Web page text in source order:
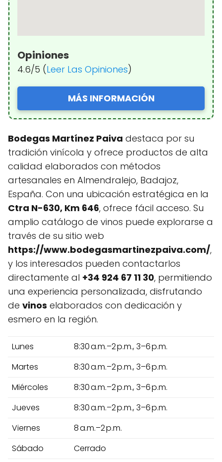
Opiniones
4.6/5 (Leer Las Opiniones)
MÁS INFORMACIÓN
Bodegas Martínez Paiva destaca por su
tradición vinícola y ofrece productos de alta
calidad elaborados con métodos
artesanales en Almendralejo, Badajoz,
España. Con una ubicación estratégica en la
Ctra N-630, Km 646, ofrece fácil acceso. Su
amplio catálogo de vinos puede explorarse a
través de su sitio web
https://www.bodegasmartinezpaiva.com/,
y los interesados pueden contactarlos
directamente al +34 924 67 11 30, permitiendo
una experiencia personalizada, disfrutando
de vinos elaborados con dedicación y
esmero en la región.
Lunes
8:30 a.m.–2 p.m., 3–6 p.m.
Martes
8:30 a.m.–2 p.m., 3–6 p.m.
Miércoles
8:30 a.m.–2 p.m., 3–6 p.m.
Jueves
8:30 a.m.–2 p.m., 3–6 p.m.
Viernes
8 a.m.–2 p.m.
Sábado
Cerrado